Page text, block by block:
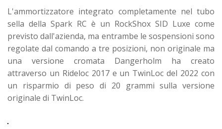
L'ammortizzatore integrato completamente nel tubo
sella della Spark RC è un RockShox SID Luxe come
previsto dall'azienda, ma entrambe le sospensioni sono
regolate dal comando a tre posizioni, non originale ma
una versione cromata Dangerholm ha creato
attraverso un Rideloc 2017 e un TwinLoc del 2022 con
un risparmio di peso di 20 grammi sulla versione
originale di TwinLoc.